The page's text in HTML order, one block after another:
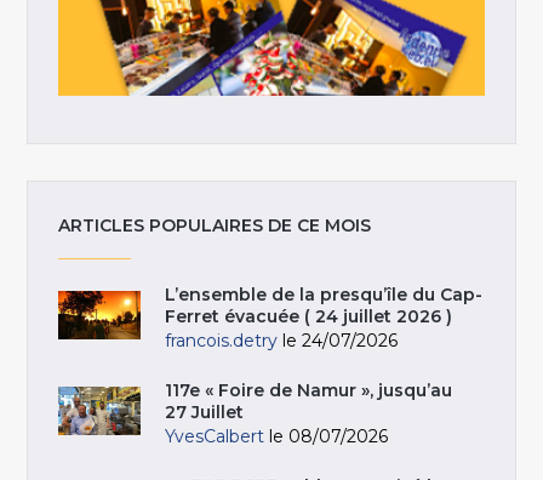
ARTICLES POPULAIRES DE CE MOIS
L’ensemble de la presqu’île du Cap-
Ferret évacuée ( 24 juillet 2026 )
francois.detry le 24/07/2026
117e « Foire de Namur », jusqu’au
27 Juillet
YvesCalbert le 08/07/2026